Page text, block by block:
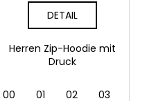
06 07
DETAIL
Herren Zip-Hoodie mit
Druck
00 01 02 03